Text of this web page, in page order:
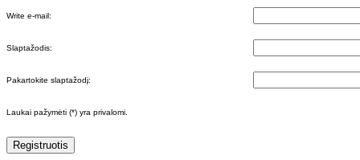
Write e-mail:
Slaptažodis:
Pakartokite slaptažodį:
Laukai pažymėti (*) yra privalomi.
Registruotis